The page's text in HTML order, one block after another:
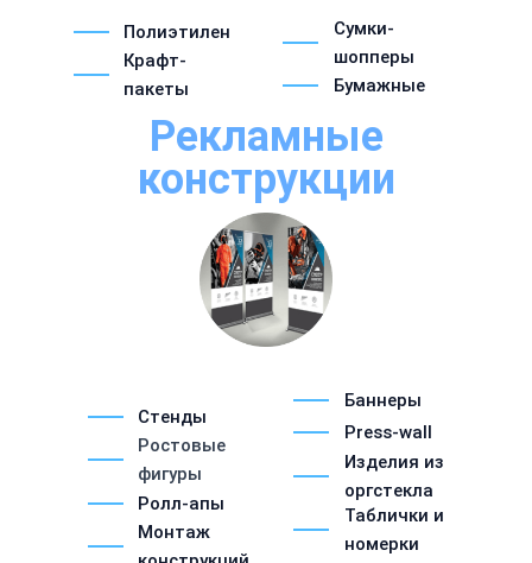
Полиэтилен
Крафт-
пакеты
Сумки-
шопперы
Бумажные
Рекламные
конструкции
Стенды
Ростовые
фигуры
Ролл-апы
Монтаж
Баннеры
Press-wall
Изделия из
оргстекла
Таблички и
номерки